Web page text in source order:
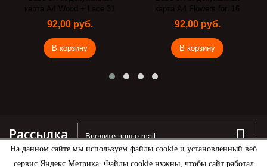
На данном сайте мы используем файлы cookie и установленный веб
сервис Яндекс Метрика. Файлы cookie нужны, чтобы сайт работал
карта А4 Wood + Lace 31
92,00 руб.
В корзину
карта А4 Flowers fon 16
92,00 руб.
В корзину
Рассылка